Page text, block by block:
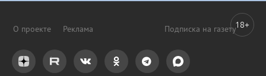
О проекте Реклама Подписка на газету18+